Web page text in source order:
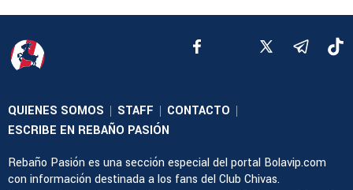
QUIENES SOMOS | STAFF | CONTACTO |
ESCRIBE EN REBAÑO PASIÓN
Rebaño Pasión es una sección especial del portal Bolavip.com
con información destinada a los fans del Club Chivas.